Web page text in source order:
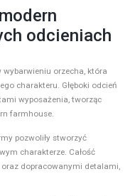
odcieniach
orzecha, która
charakteru. Głęboki odcień
wyposażenia, tworząc
farmhouse.
pozwoliły stworzyć
charakterze. Całość
dopracowanymi detalami,